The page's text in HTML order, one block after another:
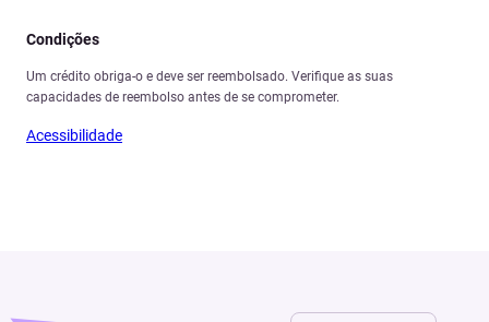
Condições
Um crédito obriga-o e deve ser reembolsado. Verifique as suas
capacidades de reembolso antes de se comprometer.
Acessibilidade